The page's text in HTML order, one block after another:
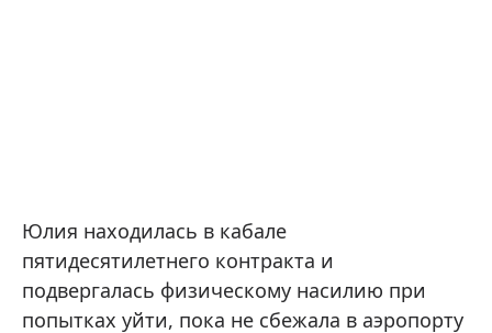
Юлия находилась в кабале
пятидесятилетнего контракта и
подвергалась физическому насилию при
попытках уйти, пока не сбежала в аэропорту